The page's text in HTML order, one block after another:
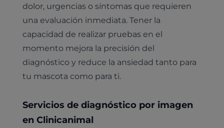
dolor, urgencias o síntomas que requieren
una evaluación inmediata. Tener la
capacidad de realizar pruebas en el
momento mejora la precisión del
diagnóstico y reduce la ansiedad tanto para
tu mascota como para ti.
Servicios de diagnóstico por imagen
en Clinicanimal